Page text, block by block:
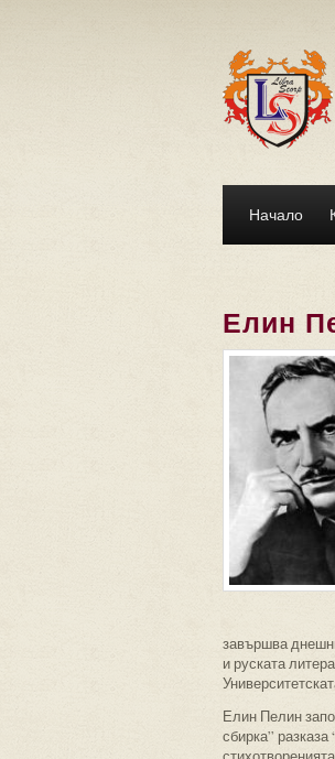
Начало
Елин
завършва
и руската
Елин Пелин
сбирка”